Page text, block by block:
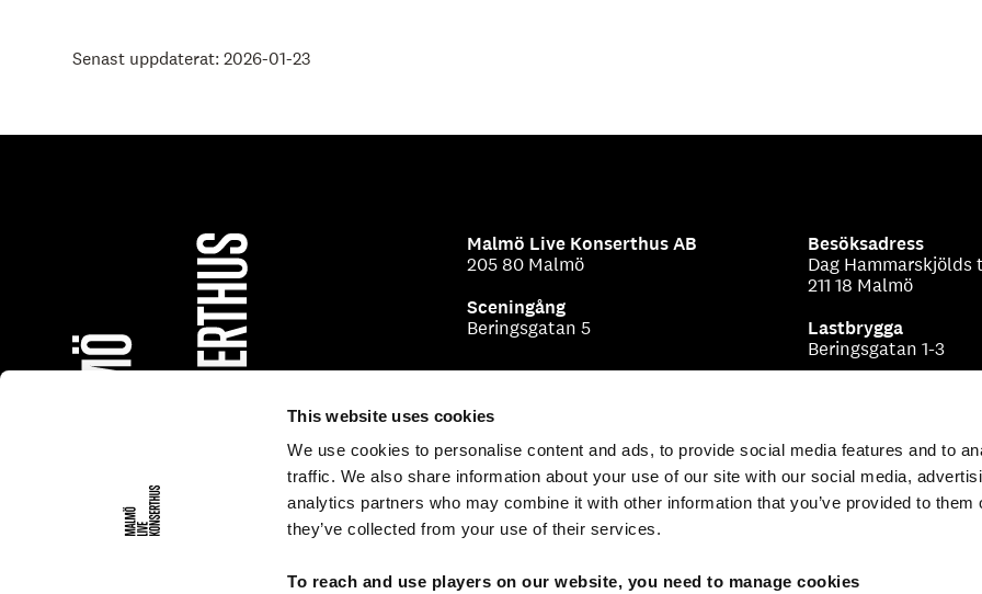
This website uses cookies
We use cookies to personalise content and ads, to provide social media features and to
traffic. We also share information about your use of our site with our social media,
analytics partners who may combine it with other information that you’ve provided to them
they’ve collected from your use of their services.
To reach and use players on our website, you need to manage cookies
Senast uppdaterat: 2026-01-23
Malmö Live Konserthus AB
205 80 Malmö
Sceningång
Beringsgatan 5
Besöksadress
Dag Hammarskjölds
211 18 Malmö
Lastbrygga
Beringsgatan 1-3